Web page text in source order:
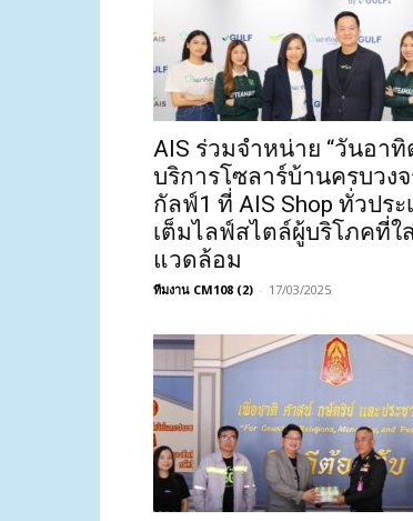
AIS ร่วมจำหน่าย “วันอาทิ
บริการโซลาร์บ้านครบวง
กัลฟ์1 ที่ AIS Shop ทั่วประ
เต็มไลฟ์สไตล์ผู้บริโภคที่ใ
แวดล้อม
ทีมงาน CM108 (2) - 17/03/2025